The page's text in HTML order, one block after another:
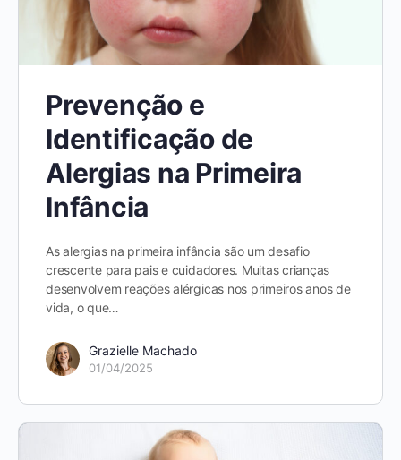
Prevenção e
Identificação de
Alergias na Primeira
Infância
As alergias na primeira infância são um desafio
crescente para pais e cuidadores. Muitas crianças
desenvolvem reações alérgicas nos primeiros anos de
vida, o que…
Grazielle Machado
01/04/2025